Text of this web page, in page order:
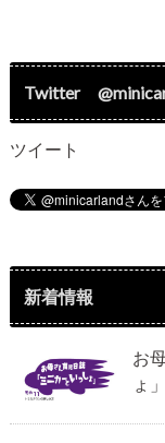
Twitter
ツイート
新着情報
お
ょ